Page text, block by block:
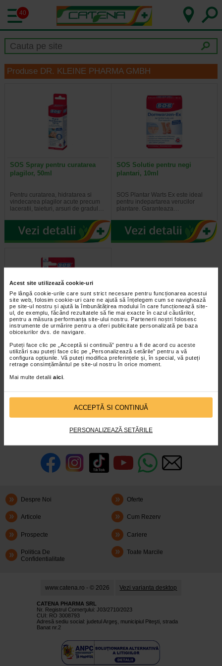
Acest site utilizează cookie-uri
Pe lângă cookie-urile care sunt strict necesare pentru funcționarea acestui
site web, folosim cookie-uri care ne ajută să înțelegem cum se navighează
pe site-ul nostru și ajută la îmbunătățirea modului în care funcționează site-
ul, de exemplu, făcând rezultatele să fie mai exacte în cazul căutărilor,
pentru a măsura performanța site-ului nostru. Partenerii noștri folosesc
instrumente de urmărire pentru a oferi publicitate personalizată pe baza
obiceiurilor dvs. de navigare.
Puteți face clic pe „Acceptă si continuă” pentru a fi de acord cu aceste
utilizări sau puteți face clic pe „Personalizează setările” pentru a vă
configura opțiunile. Vă puteți modifica preferințele și, în special, vă puteți
retrage consimțământul pe site-ul nostru în orice moment.
Mai multe detalii aici
ACCEPTĂ SI CONTINUĂ
PERSONALIZEAZĂ SETĂRILE
40
Produse DR. KLEINE PHARMA GMBH
SOS Spray pentru curatarea
plagilor, 50ml
Pentru curatarea, hidratarea si
vindecarea plagilor acute precum
laceratii, taieturi, arsuri de gradul…
SOS Solutie pentru negi
plantari, 10ml
SOS Plantar Warts Ex este ideal
pentru indepartarea verucilor
plantare. Garanteaza…
SOS Gel tratare afte bucale,
Gelul de vindecare orala SOS este
un produs medical cu efecte
infoline@catena.ro CallCenter
Despre Noi Oferte
Articole Cum Rezerv
Prospecte Cariere
Politica De
Confidentialitate
Toate Marcile
www.catena.ro - © 2026 Vezi varianta desktop
CATENA PHARMA SRL
Nr. Registrul Comerţului: J03/2710/2023
CUI: RO 3008793
Adresă sediu social: judetul Argeş, municipiul Piteşti, strada
Banat nr.2